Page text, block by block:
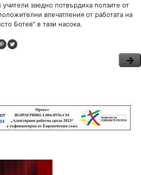
учители заедно потвърдиха ползите от
впечатления от работата на
Ботев" в тази насока.